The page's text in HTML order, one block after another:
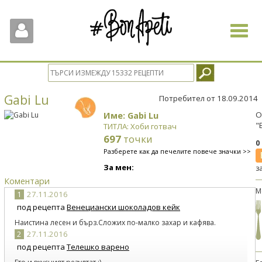
Toggle
Gabi Lu Потребител от 18.09.2014
Име: Gabi Lu
ТИТЛА: Хоби готвач
697 точки
Разберете как да печелите повече значки >>
За мен:
Коментари
1
27.11.2016
под рецепта Венециански шоколадов кейк
Наистина лесен и бърз.Сложих по-малко захар и кафява.
2 27.11.2016
под рецептаТелешко варено